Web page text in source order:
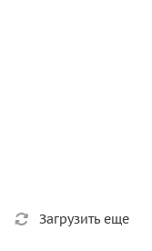
Загрузить еще